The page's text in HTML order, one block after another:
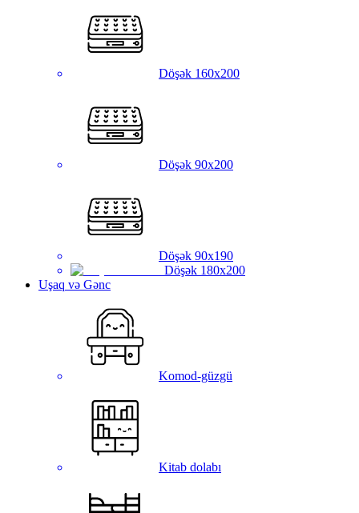
Döşək 160x200
Döşək 90x200
Döşək 90x190
Döşək 180x200
Uşaq və Gənc
Komod-güzgü
Kitab dolabı